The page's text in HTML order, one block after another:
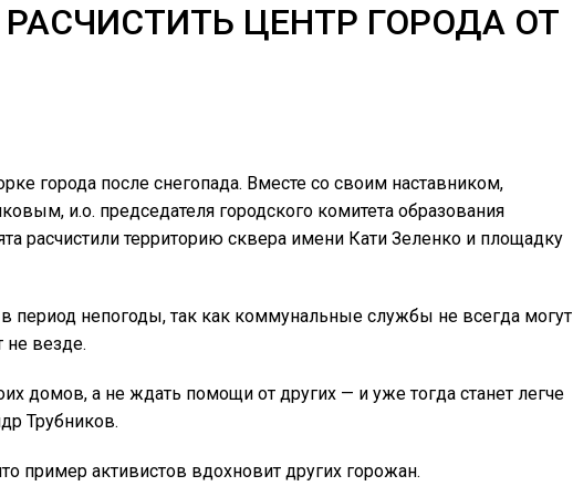
ЦЕНТР ГОРОДА ОТ
города после снегопада. Вместе со своим наставником,
и.о. председателя городского комитета образования
расчистили территорию сквера имени Кати Зеленко и площадку
период непогоды, так как коммунальные службы не всегда могут
не везде.
домов, а не ждать помощи от других — и уже тогда станет легче
Трубников.
пример активистов вдохновит других горожан.